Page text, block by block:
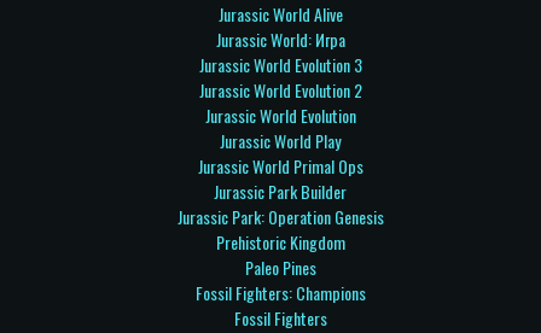
Jurassic World Alive
Jurassic World: Игра
Jurassic World Evolution 3
Jurassic World Evolution 2
Jurassic World Evolution
Jurassic World Play
Jurassic World Primal Ops
Jurassic Park Builder
Jurassic Park: Operation Genesis
Prehistoric Kingdom
Paleo Pines
Fossil Fighters: Champions
Fossil Fighters